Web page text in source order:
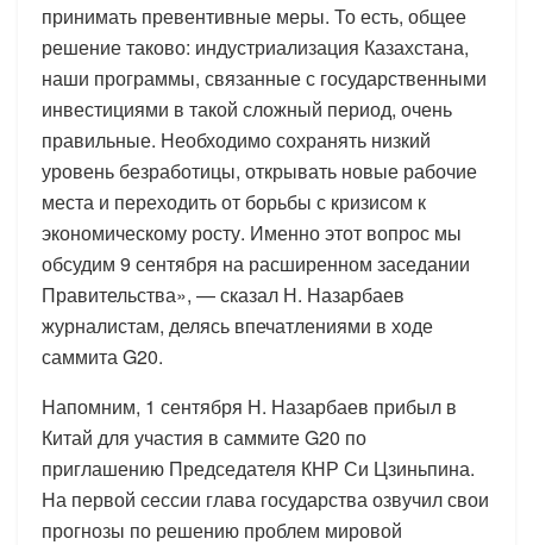
принимать превентивные меры. То есть, общее
решение таково: индустриализация Казахстана,
наши программы, связанные с государственными
инвестициями в такой сложный период, очень
правильные. Необходимо сохранять низкий
уровень безработицы, открывать новые рабочие
места и переходить от борьбы с кризисом к
экономическому росту. Именно этот вопрос мы
обсудим 9 сентября на расширенном заседании
Правительства», — сказал Н. Назарбаев
журналистам, делясь впечатлениями в ходе
саммита G20.
Напомним, 1 сентября Н. Назарбаев прибыл в
Китай для участия в саммите G20 по
приглашению Председателя КНР Си Цзиньпина.
На первой сессии глава государства озвучил свои
прогнозы по решению проблем мировой